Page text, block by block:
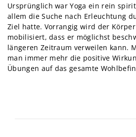
Ursprünglich war Yoga ein rein
allem die Suche nach Erleuchtung
Ziel hatte. Vorrangig wird der
mobilisiert, dass er möglichst
längeren Zeitraum verweilen kann.
man immer mehr die positive
Übungen auf das gesamte